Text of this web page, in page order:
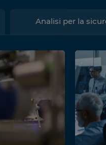
Analisi per la